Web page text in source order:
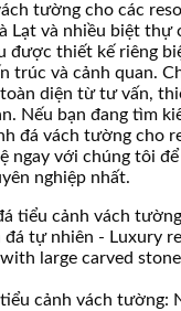
tường cho các
Lạt và nhiều biệt thự
được thiết kế riêng
trúc và cảnh quan.
toàn diện từ tư vấn,
Nếu bạn đang tìm
đá vách tường cho
ngay với chúng tôi
nghiệp nhất.
cảnh vách tường: